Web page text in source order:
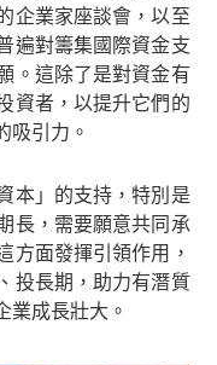
企業家座談會，以至
遍對籌集國際資金支
。這除了是對資金有
資者，以提升它們的
吸引力。
本」的支持，特別是
長，需要願意共同承
方面發揮引領作用，
投長期，助力有潛質
業成長壯大。